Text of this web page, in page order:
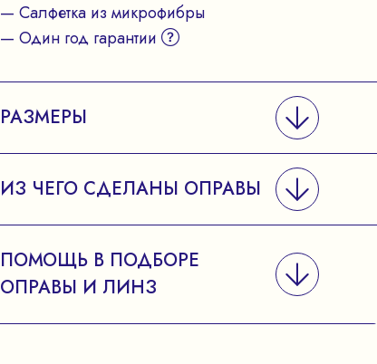
— Салфетка из микрофибры
— Один год гарантии
РАЗМЕРЫ
ИЗ ЧЕГО СДЕЛАНЫ ОПРАВЫ
ПОМОЩЬ В ПОДБОРЕ
ОПРАВЫ И ЛИНЗ